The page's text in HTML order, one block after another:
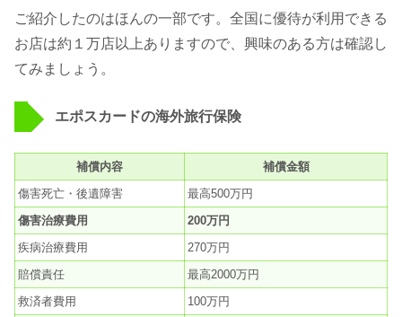
ご紹介したのはほんの一部です。全国に優待が利用できる
お店は約１万店以上ありますので、興味のある方は確認し
てみましょう。
エポスカードの海外旅行保険
補償内容
補償金額
傷害死亡・後遺障害
最高500万円
傷害治療費用
200万円
疾病治療費用
270万円
賠償責任
最高2000万円
救済者費用
100万円